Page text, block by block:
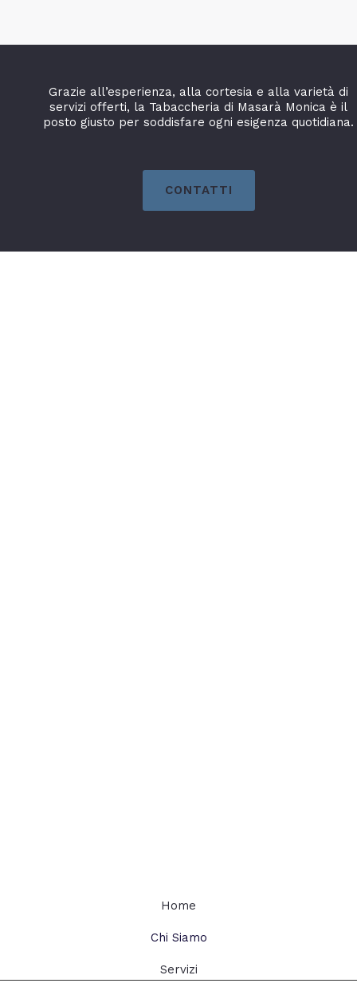
Grazie all’esperienza, alla cortesia e alla varietà di
servizi offerti, la Tabaccheria di Masarà Monica è il
posto giusto per soddisfare ogni esigenza quotidiana.
CONTATTI
Home
Chi Siamo
Servizi